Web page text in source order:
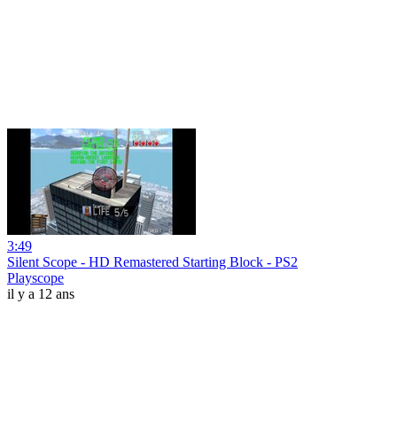
3:49
Silent Scope - HD Remastered Starting Block - PS2
Playscope
il y a 12 ans